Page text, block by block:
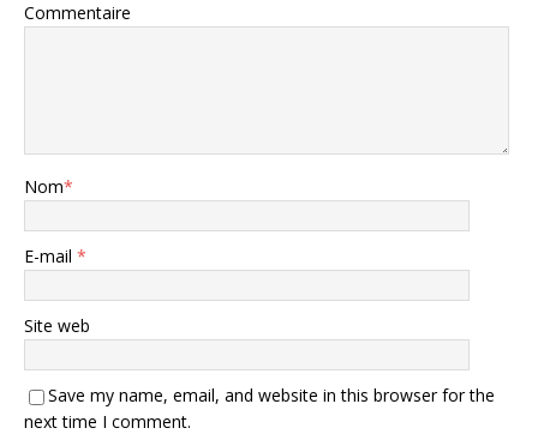
Commentaire
Nom*
E-mail *
Site web
Save my name, email, and website in this browser for the
next time I comment.